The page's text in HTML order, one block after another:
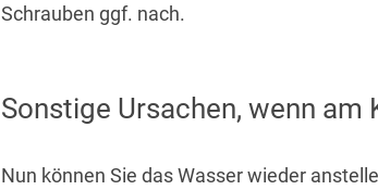
Schrauben ggf. nach.
Sonstige Ursachen, wenn am
Nun können Sie das Wasser wieder